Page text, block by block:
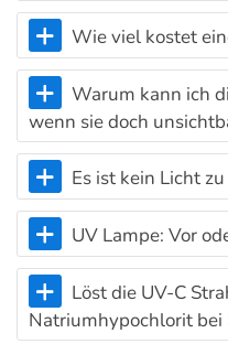
Wie viel kostet
Warum kann ich
wenn sie doch
Es ist kein Licht
UV Lampe: Vor
Löst die UV-C
Natriumhypochlorit bei